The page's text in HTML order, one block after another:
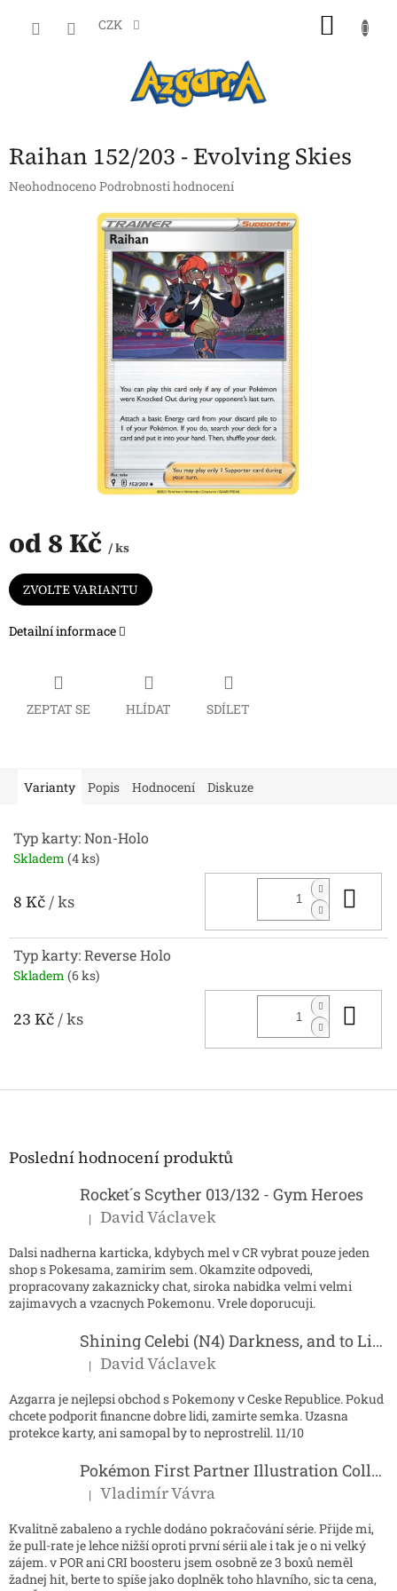
CZK
Raihan 152/203 - Evolving Skies
Průměrné
Neohodnoceno Podrobnosti hodnocení
od8 Kč / ks
Měrná
cena:ZVOLTE VARIANTU
Detailní informace
ZEPTAT SE HLÍDAT SDÍLET
Varianty Popis Hodnocení Diskuze
Typ karty: Non-Holo
Skladem (4 ks)
8 Kč / ks
Typ karty: Reverse Holo
Skladem (6 ks)
23 Kč/ ks
Z
Poslední hodnocení produktů
Rocket´s Scyther 013/132 - Gym Heroes
Hodnocení produktu je 5 z 5 hvězdiček.
| David Václavek
Dalsi nadherna karticka, kdybych mel v CR vybrat pouze jeden
shop s Pokesama, zamirim sem. Okamzite odpovedi,
propracovany zakaznicky chat, siroka nabidka velmi velmi
zajimavych a vzacnych Pokemonu. Vrele doporucuji.
Shining Celebi (N4) Darkness, and to Light...
Hodnocení produktu je 5 z 5 hvězdiček.
| David Václavek
Azgarra je nejlepsi obchod s Pokemony v Ceske Republice. Pokud
chcete podporit financne dobre lidi, zamirte semka. Uzasna
protekce karty, ani samopal by to neprostrelil. 11/10
Pokémon First Partner Illustration Collection - Series 2
Hodnocení produktu je 5 z 5 hvězdiček.
| Vladimír Vávra
Kvalitně zabaleno a rychle dodáno pokračování série. Přijde mi,
že pull-rate je lehce nižší oproti první sérii ale i tak je o ni velký
zájem. v POR ani CRI boosteru jsem osobně ze 3 boxů neměl
žadnej hit, berte to spíše jako doplněk toho hlavního, sic ta cena,